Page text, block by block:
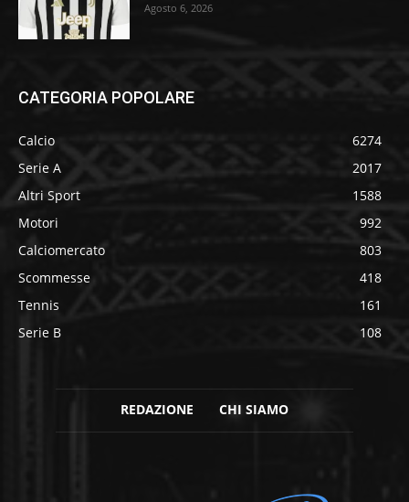
Agosto 6, 2026
CATEGORIA POPOLARE
Calcio
6274
Serie A
2017
Altri Sport
1588
Motori
992
Calciomercato
803
Scommesse
418
Tennis
161
Serie B
108
REDAZIONE CHI SIAMO